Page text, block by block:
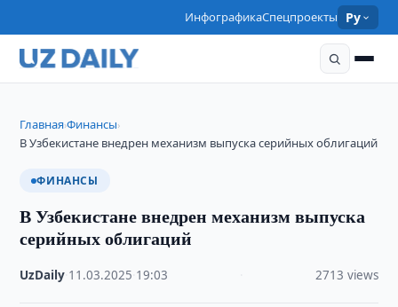
ИнфографикаСпецпроекты Ру
Главная›Финансы›
В Узбекистане внедрен механизм выпуска серийных облигаций
ФИНАНСЫ
В Узбекистане внедрен механизм выпуска
серийных облигаций
UzDaily 11.03.2025 19:03 2713 views